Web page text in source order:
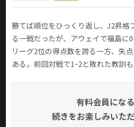
勝てば順位をひっくり返し、J2昇格
る一戦だったが、アウェイで福島に
リーグ2位の得点数を誇る一方、失
ある。前回対戦で1−2と敗れた教訓も
有料会員にな
続きをお楽しみいただ